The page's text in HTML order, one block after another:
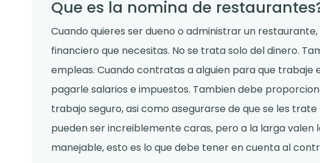
Que es la nomina de
Cuando quieres ser dueno o administrar un
financiero que necesitas. No se trata solo del dinero.
empleas. Cuando contratas a alguien para que trabaje
pagarle salarios e impuestos. Tambien debe
trabajo seguro, asi como asegurarse de que se les
pueden ser increiblemente caras, pero a la larga valen
manejable, esto es lo que debe tener en cuenta al